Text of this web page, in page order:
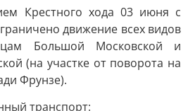
Крестного хода 03 июня с
движение всех видов
Большой Московской и
(на участке от поворота на
Фрунзе).
транспорт: